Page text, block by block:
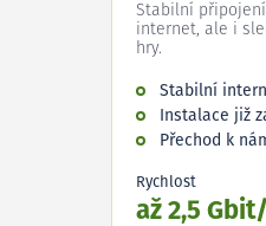
Stabilní
internet, ale i
hry.
Stabilní
Instalace již
Přechod k
Rychlost
až 2,5